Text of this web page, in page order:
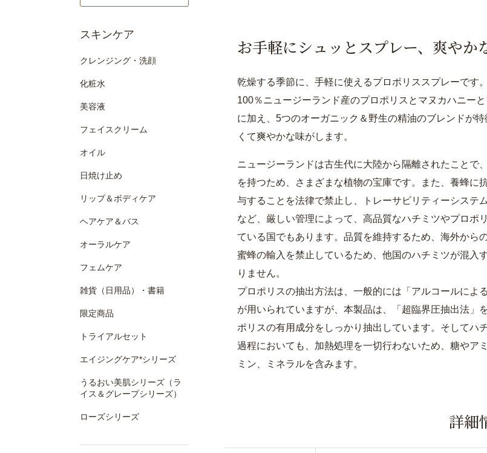
スキンケア
クレンジング・洗顔
化粧水
美容液
フェイスクリーム
オイル
日焼け止め
リップ＆ボディケア
ヘアケア＆バス
オーラルケア
フェムケア
雑貨（日用品）・書籍
限定商品
トライアルセット
エイジングケア*シリーズ
うるおい美肌シリーズ（ラ
イス＆グレープシリーズ）
ローズシリーズ
お手軽にシュッとスプレー、爽やか
乾燥する季節に、手軽に使えるプロポリススプレーです。
100％ニュージーランド産のプロポリスとマヌカハニー
に加え、5つのオーガニック＆野生の精油のブレンドが
くて爽やかな味がします。
ニュージーランドは古生代に大陸から隔離されたことで
を持つため、さまざまな植物の宝庫です。また、養蜂に
与することを法律で禁止し、トレーサビリティーシステ
など、厳しい管理によって、高品質なハチミツやプロポ
ている国でもあります。品質を維持するため、海外から
蜜蜂の輸入を禁止しているため、他国のハチミツが混入
りません。
プロポリスの抽出方法は、一般的には「アルコールによ
が用いられていますが、本製品は、「超臨界圧抽出法」
ポリスの有用成分をしっかり抽出しています。そしてハ
過程においても、加熱処理を一切行わないため、糖やア
ミン、ミネラルを含みます。
詳細